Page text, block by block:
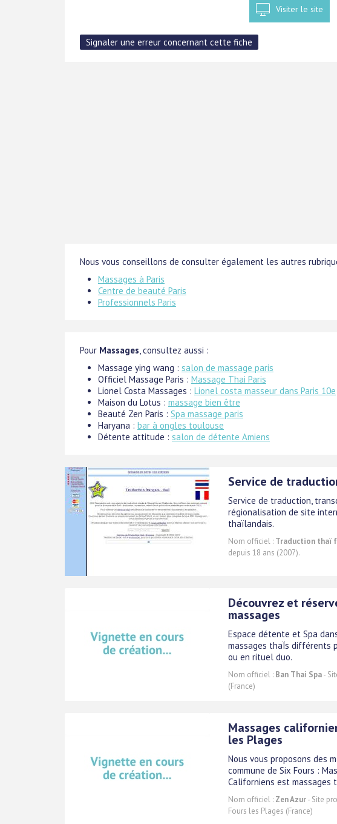
Visiter le site
Nous vous conseillons de consulter également les autres
Massages à Paris
Centre de beauté Paris
Professionnels Paris
Pour Massages , consultez aussi :
Massage ying wang : salon de massage paris
Officiel Massage Paris : Massage Thai Paris
Lionel Costa Massages : Lionel costa masseur dans Paris 10e
Maison du Lotus : massage bien être
Beauté Zen Paris : Spa massage paris
Haryana : bar à ongles toulouse
Détente attitude : salon de détente Amiens
Service de
Service de traduction,
régionalisation de site
thaïlandais.
Nom officiel : Traduction thaï
depuis 18 ans (2007).
Découvrez et
massages
Espace détente et Spa
massages thaÏs différents
ou en rituel duo.
Nom officiel : Ban Thai Spa-
(France)
Massages
les Plages
Nous vous proposons des
commune de Six Fours :
Californiens est massages
Nom officiel : Zen Azur- Site
Fours les Plages (France)